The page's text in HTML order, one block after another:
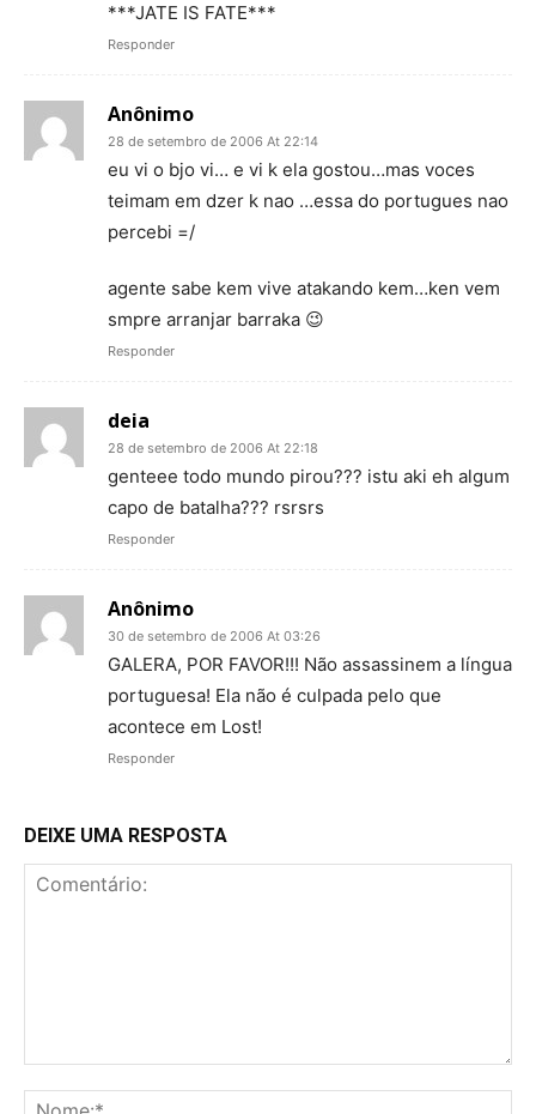
***JATE IS FATE***
Responder
Anônimo
28 de setembro de 2006 At 22:14
eu vi o bjo vi… e vi k ela gostou…mas voces
teimam em dzer k nao …essa do portugues nao
percebi =/
agente sabe kem vive atakando kem…ken vem
smpre arranjar barraka 😉
Responder
deia
28 de setembro de 2006 At 22:18
genteee todo mundo pirou??? istu aki eh algum
capo de batalha??? rsrsrs
Responder
Anônimo
30 de setembro de 2006 At 03:26
GALERA, POR FAVOR!!! Não assassinem a língua
portuguesa! Ela não é culpada pelo que
acontece em Lost!
Responder
DEIXE UMA RESPOSTA